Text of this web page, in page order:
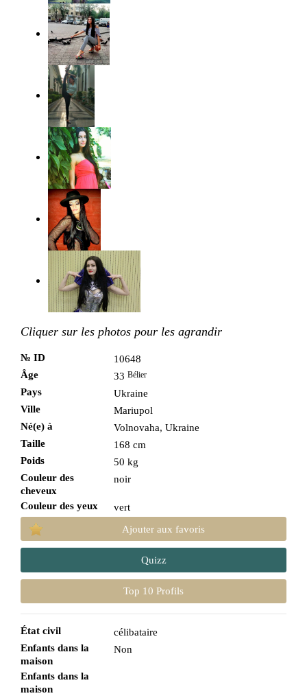
Cliquer sur les photos pour les agrandir
№ ID
10648
Âge
33 Bélier
Pays
Ukraine
Ville
Mariupol
Né(e) à
Volnovaha, Ukraine
Taille
168 cm
Poids
50 kg
Couleur des
cheveux
noir
Couleur des yeux
vert
Ajouter aux favoris
Quizz
Top 10 Profils
État civil
célibataire
Enfants dans la
maison
Non
Enfants dans la
maison